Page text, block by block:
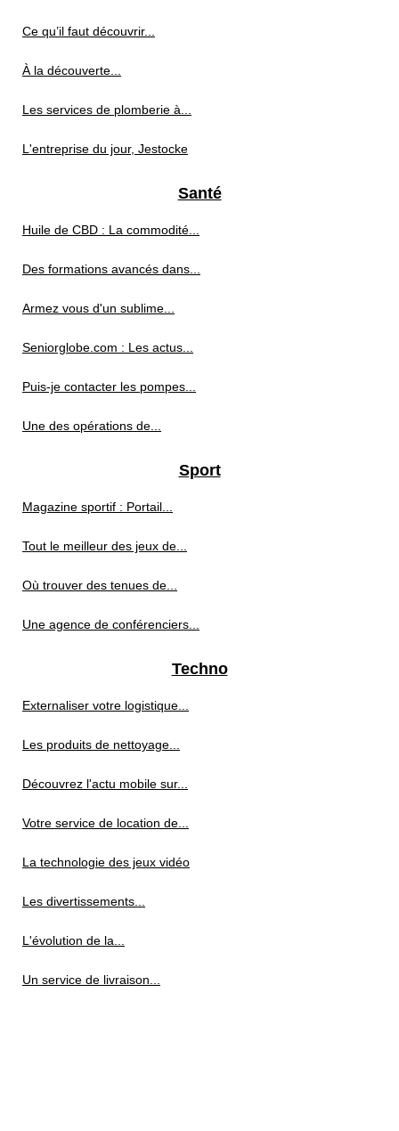
Ce qu’il faut découvrir...
À la découverte...
Les services de plomberie à...
L'entreprise du jour, Jestocke
Santé
Huile de CBD : La commodité...
Des formations avancés dans...
Armez vous d'un sublime...
Seniorglobe.com : Les actus...
Puis-je contacter les pompes...
Une des opérations de...
Sport
Magazine sportif : Portail...
Tout le meilleur des jeux de...
Où trouver des tenues de...
Une agence de conférenciers...
Techno
Externaliser votre logistique...
Les produits de nettoyage...
Découvrez l'actu mobile sur...
Votre service de location de...
La technologie des jeux vidéo
Les divertissements...
L'évolution de la...
Un service de livraison...